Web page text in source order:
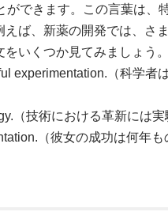
できます。この言葉は、
ば、新薬の開発では、さ
いくつか見てみましょう。
experimentation.（科学者
技術における革新には実
（彼女の成功は何年も